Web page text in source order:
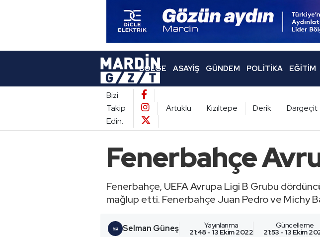
BÖLGE ASAYIŞ GÜNDEM POLITIKA EĞITIM
Bizi
Takip
Edin:
Artuklu Kızıltepe Derik Dargeçit
Fenerbahçe
Fenerbahçe, UEFA Avrupa Ligi B Grubu
mağlup etti. Fenerbahçe Juan Pedro ve Michy
Selman Güneş Yayınlanma
21:48 - 13 Ekim 2022
Güncelleme
21:53 - 13 Ekim